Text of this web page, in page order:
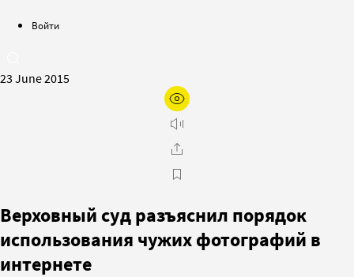
Войти
23 June 2015
Верховный суд разъяснил порядок
использования чужих фотографий в
интернете